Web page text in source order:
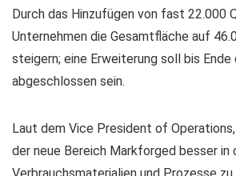
Durch das Hinzufügen von fast 22.000
Unternehmen die Gesamtfläche auf
steigern; eine Erweiterung soll bis Ende
abgeschlossen sein.
Laut dem Vice President of
der neue Bereich Markforged besser in
Verbrauchsmaterialien und Prozesse zu